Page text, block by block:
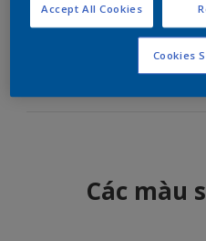
Biến hốc tường thành
cách sử dụng màu tương
Các màu
Accept All Cookies
Cookies